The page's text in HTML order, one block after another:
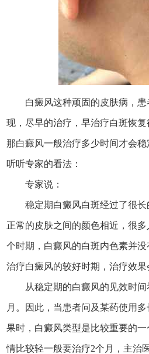
白癜风这种顽固的皮肤病，患
现，尽早的治疗，早治疗白斑恢复
那白癜风一般治疗多少时间才会
听听专家的看法：
专家说：
稳定期白癜风白斑经过了很长
正常的皮肤之间的颜色相近，很
个时期，白癜风的白斑内色素并
治疗白癜风的较好时期，治疗效果
从稳定期的白癜风的见效时间
月。因此，当患者问及某药使用
果时，白癜风类型是比较重要的
情比较轻一般要治疗2个月，主治